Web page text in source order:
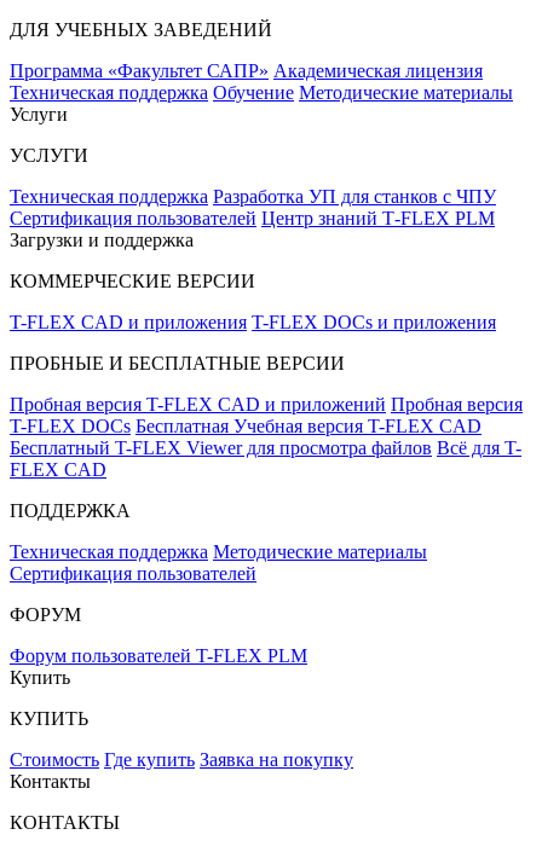
ДЛЯ УЧЕБНЫХ ЗАВЕДЕНИЙ
Программа «Факультет САПР» Академическая лицензия
Техническая поддержка Обучение Методические материалы
Услуги
УСЛУГИ
Техническая поддержка Разработка УП для станков с ЧПУ
Сертификация пользователей Центр знаний T‑FLEX PLM
Загрузки и поддержка
КОММЕРЧЕСКИЕ ВЕРСИИ
T-FLEX CAD и приложения T-FLEX DOCs и приложения
ПРОБНЫЕ И БЕСПЛАТНЫЕ ВЕРСИИ
Пробная версия T-FLEX CAD и приложений Пробная версия
T-FLEX DOCs Бесплатная Учебная версия T-FLEX CAD
Бесплатный T-FLEX Viewer для просмотра файлов Всё для T-
FLEX CAD
ПОДДЕРЖКА
Техническая поддержка Методические материалы
Сертификация пользователей
ФОРУМ
Форум пользователей T-FLEX PLM
Купить
КУПИТЬ
Стоимость Где купить Заявка на покупку
Контакты
КОНТАКТЫ